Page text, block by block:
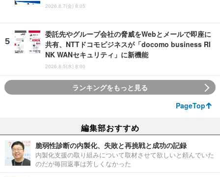
2026.8.7(金) 8:05
委託先やグループ会社の脅威をWebとメールで即座に
共有、NTTドコモビジネスが「docomo business RI
NK WANセキュリティ」に新機能
2026.8.5(水) 8:00
ランキングをもっと見る
PageTop
編集部おすすめ
脆弱性診断の内製化、失敗と再挑戦と成功の記録
内製化支援の取り組みについて取材させて欲しいと頼んでいた
のだが毎回返事は芳しくなかった